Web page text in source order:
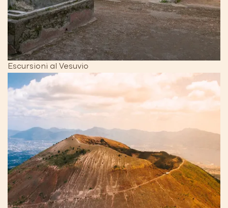
Escursioni al Vesuvio